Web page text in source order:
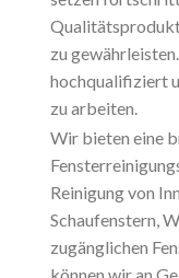
zu
hochqualifiziert
zu arbeiten.
Wir bieten eine
Reinigung von
Schaufenstern,
zugänglichen